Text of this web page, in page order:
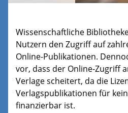
Wissenschaftliche
Nutzern den Zugriff auf
Online-Publikationen.
vor, dass der Online-Zugriff
Verlage scheitert, da die
Verlagspublikationen für
finanzierbar ist.